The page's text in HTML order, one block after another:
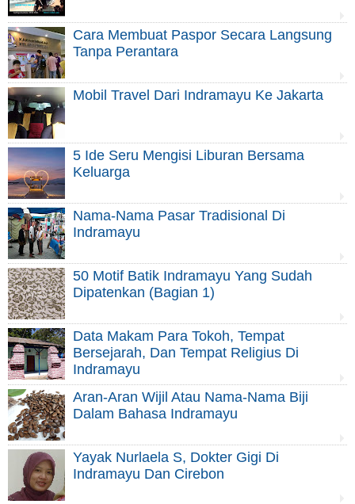
Cara Membuat Paspor Secara Langsung
Tanpa Perantara
Mobil Travel Dari Indramayu Ke Jakarta
5 Ide Seru Mengisi Liburan Bersama
Keluarga
Nama-Nama Pasar Tradisional Di
Indramayu
50 Motif Batik Indramayu Yang Sudah
Dipatenkan (Bagian 1)
Data Makam Para Tokoh, Tempat
Bersejarah, Dan Tempat Religius Di
Indramayu
Aran-Aran Wijil Atau Nama-Nama Biji
Dalam Bahasa Indramayu
Yayak Nurlaela S, Dokter Gigi Di
Indramayu Dan Cirebon